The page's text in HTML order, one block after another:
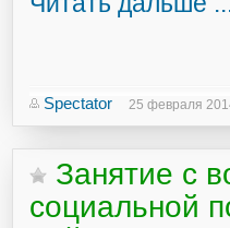
Spectator 25 февраля
Занятие с
социальной